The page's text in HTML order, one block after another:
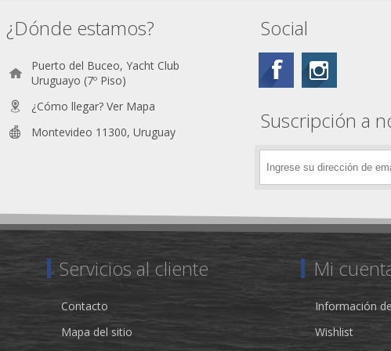
¿Dónde estamos?
Puerto del Buceo, Yacht Club
Uruguayo (7º Piso)
¿Cómo llegar? Ver Mapa
Montevideo 11300, Uruguay
Social
Suscripción a
Servicios al cliente
Contacto
Mapa del sitio
Mi
Información
Wishlist